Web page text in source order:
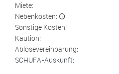
Miete:
Nebenkosten:
Sonstige Kosten:
Kaution:
Ablösevereinbarung:
SCHUFA-Auskunft: